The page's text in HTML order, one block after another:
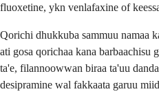
fluoxetine, ykn venlafaxine of
Qorichi dhukkuba sammuu namaa
ati gosa qorichaa kana barbaachisu
ta'e, filannoowwan biraa ta'uu
desipramine wal fakkaata garuu